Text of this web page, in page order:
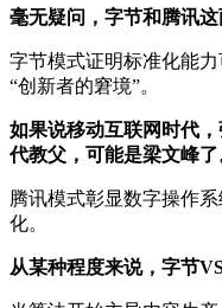
毫无疑问，字节和腾讯
字节模式证明标准化能
“创新者的窘境”。
如果说移动互联网时代
代教父，可能是梁文峰了
腾讯模式彰显数字操作
化。
从某种程度来说，字节